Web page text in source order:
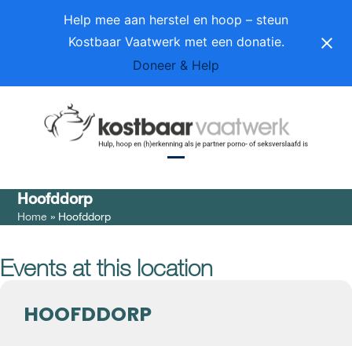
Help mee aan herstel en hoop – steun
Kostbaar Vaatwerk met een donatie.
Doneer & Help
menu
menu
Hoofddorp
Home » Hoofddorp
Events at this location
HOOFDDORP